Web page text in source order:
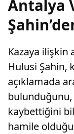
Antalya
Kazaya ilişkin
Hulusi Şahin,
açıklamada
bulunduğunu,
kaybettiğini
hamile